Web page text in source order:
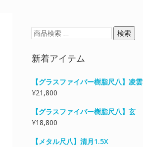
検
索
対
象:
検索
新着アイテム
【グラスファイバー樹脂尺八】凌雲
¥21,800
【グラスファイバー樹脂尺八】玄
¥18,800
【メタル尺八】清月1.5X